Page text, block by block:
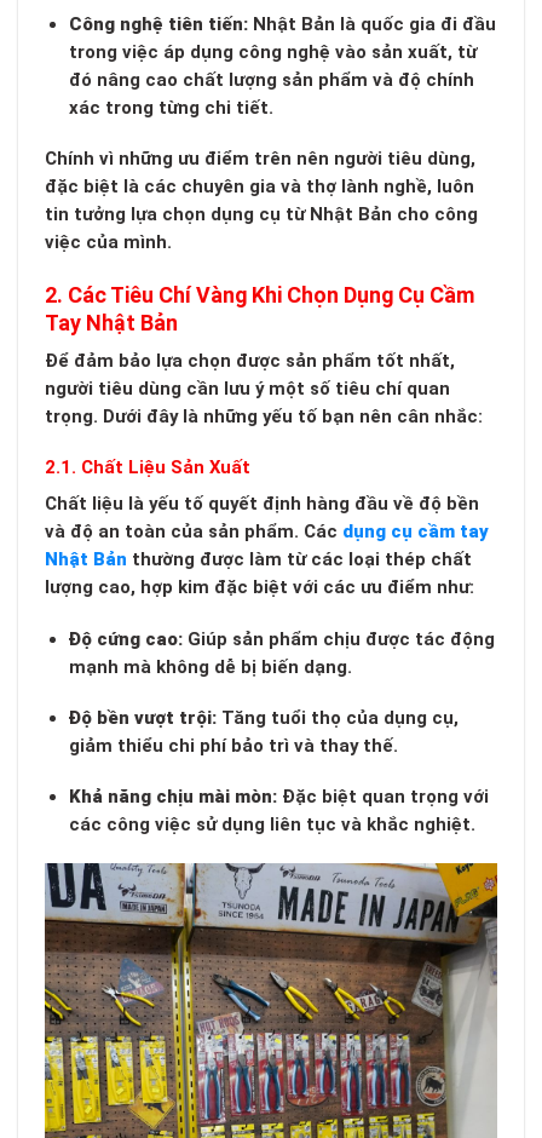
Công nghệ tiên tiến:Nhật Bản là quốc gia đi đầu
trong việc áp dụng công nghệ vào sản xuất, từ
đó nâng cao chất lượng sản phẩm và độ chính
xác trong từng chi tiết.
Chính vì những ưu điểm trên nên người tiêu dùng,
đặc biệt là các chuyên gia và thợ lành nghề, luôn
tin tưởng lựa chọn dụng cụ từ Nhật Bản cho công
việc của mình.
2. Các Tiêu Chí Vàng Khi Chọn Dụng Cụ Cầm
Tay Nhật Bản
Để đảm bảo lựa chọn được sản phẩm tốt nhất,
người tiêu dùng cần lưu ý một số tiêu chí quan
trọng. Dưới đây là những yếu tố bạn nên cân nhắc:
2.1. Chất Liệu Sản Xuất
Chất liệu là yếu tố quyết định hàng đầu về độ bền
và độ an toàn của sản phẩm. Các dụng cụ cầm tay
Nhật Bản thường được làm từ các loại thép chất
lượng cao, hợp kim đặc biệt với các ưu điểm như:
Độ cứng cao:Giúp sản phẩm chịu được tác động
mạnh mà không dễ bị biến dạng.
Độ bền vượt trội:Tăng tuổi thọ của dụng cụ,
giảm thiểu chi phí bảo trì và thay thế.
Khả năng chịu mài mòn:Đặc biệt quan trọng với
các công việc sử dụng liên tục và khắc nghiệt.